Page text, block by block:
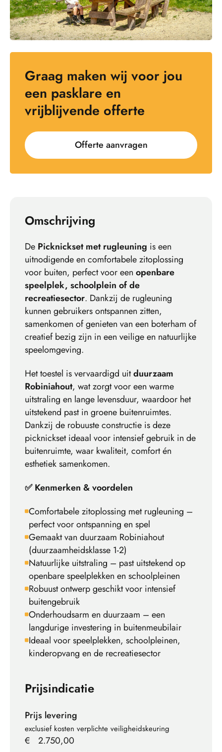
Graag maken wij voor jou
een pasklare en
vrijblijvende offerte
Offerte aanvragen
Omschrijving
De Picknickset met rugleuning is een
uitnodigende en comfortabele zitoplossing
voor buiten, perfect voor een openbare
speelplek, schoolplein of de
recreatiesector. Dankzij de rugleuning
kunnen gebruikers ontspannen zitten,
samenkomen of genieten van een boterham of
creatief bezig zijn in een veilige en natuurlijke
speelomgeving.
Het toestel is vervaardigd uitduurzaam
Robiniahout, wat zorgt voor een warme
uitstraling en lange levensduur, waardoor het
uitstekend past in groene buitenruimtes.
Dankzij de robuuste constructie is deze
picknickset ideaal voor intensief gebruik in de
buitenruimte, waar kwaliteit, comfort én
esthetiek samenkomen.
✅ Kenmerken & voordelen
Comfortabele zitoplossing met rugleuning –
perfect voor ontspanning en spel
Gemaakt van duurzaam Robiniahout
(duurzaamheidsklasse 1-2)
Natuurlijke uitstraling – past uitstekend op
openbare speelplekken en schoolpleinen
Robuust ontwerp geschikt voor intensief
buitengebruik
Onderhoudsarm en duurzaam – een
langdurige investering in buitenmeubilair
Ideaal voor speelplekken, schoolpleinen,
kinderopvang en de recreatiesector
Prijsindicatie
Prijs levering
exclusief kosten verplichte veiligheidskeuring
€
2.750,00